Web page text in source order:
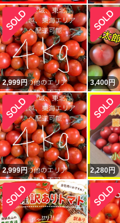
2,999円 3,400円
2,999円 2,280円